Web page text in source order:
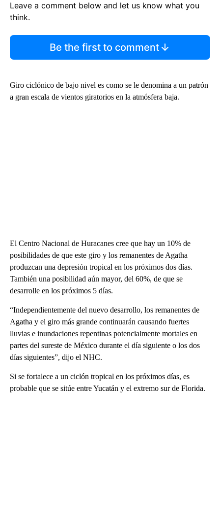
Leave a comment below and let us know what you
think.
Be the first to comment
Giro ciclónico de bajo nivel es como se le denomina a un patrón
a gran escala de vientos giratorios en la atmósfera baja.
El Centro Nacional de Huracanes cree que hay un 10% de
posibilidades de que este giro y los remanentes de Agatha
produzcan una depresión tropical en los próximos dos días.
También una posibilidad aún mayor, del 60%, de que se
desarrolle en los próximos 5 días.
“Independientemente del nuevo desarrollo, los remanentes de
Agatha y el giro más grande continuarán causando fuertes
lluvias e inundaciones repentinas potencialmente mortales en
partes del sureste de México durante el día siguiente o los dos
días siguientes”, dijo el NHC.
Si se fortalece a un ciclón tropical en los próximos días, es
probable que se sitúe entre Yucatán y el extremo sur de Florida.